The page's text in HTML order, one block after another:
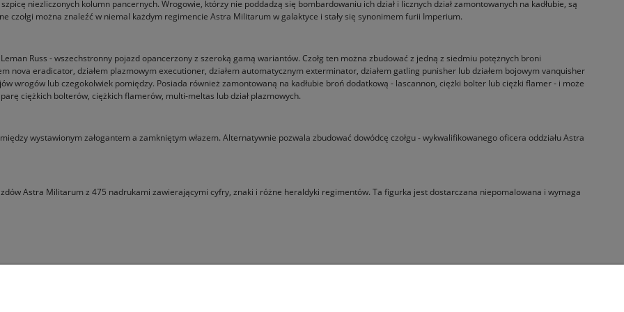
niezliczonych kolumn pancernych. Wrogowie, którzy nie poddadzą się bombardowaniu ich dział i licznych dział zamontowanych na kadłubie, są
czołgi można znaleźć w niemal każdym regimencie Astra Militarum w galaktyce i stały się synonimem furii Imperium.
Russ - wszechstronny pojazd opancerzony z szeroką gamą wariantów. Czołg ten można zbudować z jedną z siedmiu potężnych broni
nova eradicator, działem plazmowym executioner, działem automatycznym exterminator, działem gatling punisher lub działem bojowym vanquisher
wrogów lub czegokolwiek pomiędzy. Posiada również zamontowaną na kadłubie broń dodatkową - lascannon, ciężki bolter lub ciężki flamer - i może
ciężkich bolterów, ciężkich flamerów, multi-meltas lub dział plazmowych.
wystawionym załogantem a zamkniętym włazem. Alternatywnie pozwala zbudować dowódcę czołgu - wykwalifikowanego oficera oddziału Astra
Astra Militarum z 475 nadrukami zawierającymi cyfry, znaki i różne heraldyki regimentów. Ta figurka jest dostarczana niepomalowana i wymaga